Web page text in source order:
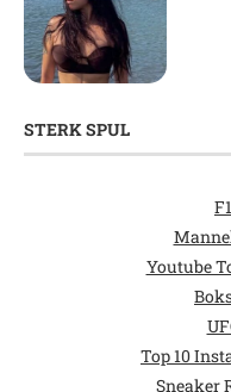
STERK SPUL
Youtube
Top 10
Sneaker